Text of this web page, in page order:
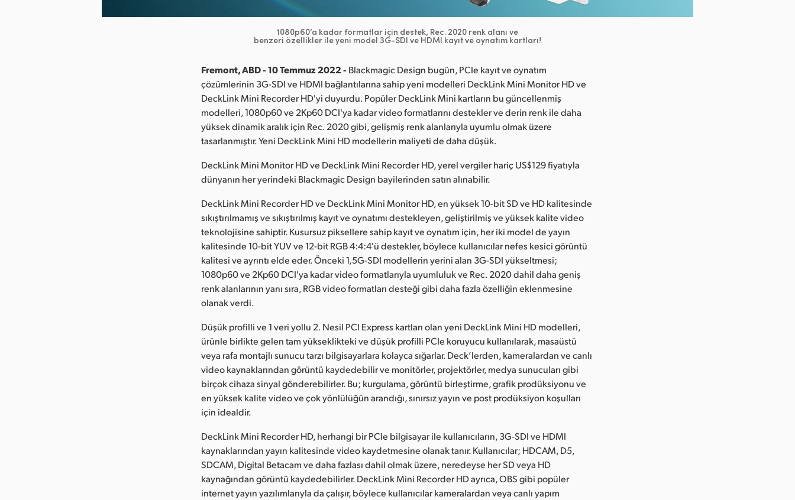
1080p60’a kadar formatlar için destek, Rec. 2020 renk alanı ve
benzeri özellikler ile yeni model 3G-SDI ve HDMI kayıt ve oynatım kartları!
Fremont, ABD - 10 Temmuz 2022 - Blackmagic Design bugün, PCIe kayıt ve oynatım
çözümlerinin 3G-SDI ve HDMI bağlantılarına sahip yeni modelleri DeckLink Mini Monitor HD ve
DeckLink Mini Recorder HD'yi duyurdu. Popüler DeckLink Mini kartların bu güncellenmiş
modelleri, 1080p60 ve 2Kp60 DCI'ya kadar video formatlarını destekler ve derin renk ile daha
yüksek dinamik aralık için Rec. 2020 gibi, gelişmiş renk alanlarıyla uyumlu olmak üzere
tasarlanmıştır. Yeni DeckLink Mini HD modellerin maliyeti de daha düşük.
DeckLink Mini Monitor HD ve DeckLink Mini Recorder HD, yerel vergiler hariç US$129 fiyatıyla
dünyanın her yerindeki Blackmagic Design bayilerinden satın alınabilir.
DeckLink Mini Recorder HD ve DeckLink Mini Monitor HD, en yüksek 10-bit SD ve HD kalitesinde
sıkıştırılmamış ve sıkıştırılmış kayıt ve oynatımı destekleyen, geliştirilmiş ve yüksek kalite video
teknolojisine sahiptir. Kusursuz piksellere sahip kayıt ve oynatım için, her iki model de yayın
kalitesinde 10-bit YUV ve 12-bit RGB 4:4:4'ü destekler, böylece kullanıcılar nefes kesici görüntü
kalitesi ve ayrıntı elde eder. Önceki 1,5G-SDI modellerin yerini alan 3G-SDI yükseltmesi;
1080p60 ve 2Kp60 DCI'ya kadar video formatlarıyla uyumluluk ve Rec. 2020 dahil daha geniş
renk alanlarının yanı sıra, RGB video formatları desteği gibi daha fazla özelliğin eklenmesine
olanak verdi.
Düşük profilli ve 1 veri yollu 2. Nesil PCI Express kartları olan yeni DeckLink Mini HD modelleri,
ürünle birlikte gelen tam yükseklikteki ve düşük profilli PCIe koruyucu kullanılarak, masaüstü
veya rafa montajlı sunucu tarzı bilgisayarlara kolayca sığarlar. Deck’lerden, kameralardan ve canlı
video kaynaklarından görüntü kaydedebilir ve monitörler, projektörler, medya sunucuları gibi
birçok cihaza sinyal gönderebilirler. Bu; kurgulama, görüntü birleştirme, grafik prodüksiyonu ve
en yüksek kalite video ve çok yönlülüğün arandığı, sınırsız yayın ve post prodüksiyon koşulları
için idealdir.
DeckLink Mini Recorder HD, herhangi bir PCIe bilgisayar ile kullanıcıların, 3G-SDI ve HDMI
kaynaklarından yayın kalitesinde video kaydetmesine olanak tanır. Kullanıcılar; HDCAM, D5,
SDCAM, Digital Betacam ve daha fazlası dahil olmak üzere, neredeyse her SD veya HD
kaynağından görüntü kaydedebilirler. DeckLink Mini Recorder HD ayrıca, OBS gibi popüler
internet yayın yazılımlarıyla da çalışır, böylece kullanıcılar kameralardan veya canlı yapım